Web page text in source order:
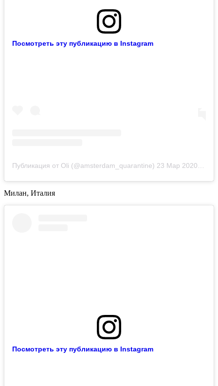
Посмотреть эту публикацию в Instagram
Публикация от Oli (@amsterdam_quarantine) 23 Мар 2020 в 12:43 PDT
Милан, Италия
Посмотреть эту публикацию в Instagram